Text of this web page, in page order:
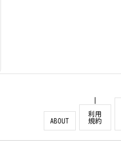
ABOUT
利用
規約